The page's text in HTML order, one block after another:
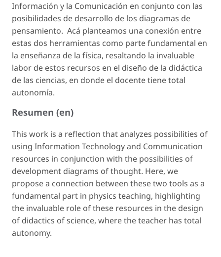
Información y la Comunicación en conjunto con las
posibilidades de desarrollo de los diagramas de
pensamiento. Acá planteamos una conexión entre
estas dos herramientas como parte fundamental en
la enseñanza de la física, resaltando la invaluable
labor de estos recursos en el diseño de la didáctica
de las ciencias, en donde el docente tiene total
autonomía.
Resumen (en)
This work is a reflection that analyzes possibilities of
using Information Technology and Communication
resources in conjunction with the possibilities of
development diagrams of thought. Here, we
propose a connection between these two tools as a
fundamental part in physics teaching, highlighting
the invaluable role of these resources in the design
of didactics of science, where the teacher has total
autonomy.